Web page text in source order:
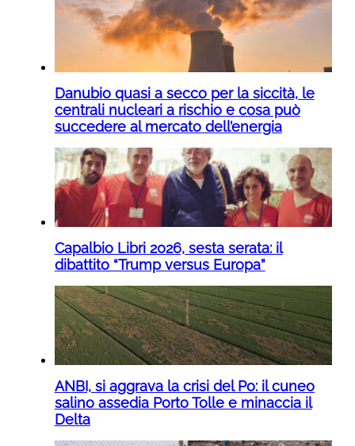
Danubio quasi a secco per la siccità, le
centrali nucleari a rischio e cosa può
succedere al mercato dell’energia
Capalbio Libri 2026, sesta serata: il
dibattito “Trump versus Europa”
ANBI, si aggrava la crisi del Po: il cuneo
salino assedia Porto Tolle e minaccia il
Delta